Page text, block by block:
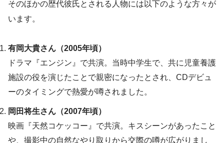
そのほかの歴代彼氏とされる人物には以下のような方々が
います。
有岡大貴さん（2005年頃）
ドラマ『エンジン』で共演。当時中学生で、共に児童養護
施設の役を演じたことで親密になったとされ、CDデビュ
ーのタイミングで熱愛が噂されました。
岡田将生さん（2007年頃）
映画『天然コケッコー』で共演。キスシーンがあったこと
や、撮影中の自然なやり取りから交際の噂が広がりまし